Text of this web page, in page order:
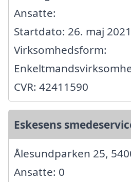
Ansatte:
Startdato: 26. maj
Virksomhedsform:
CVR: 42411590
Eskesens
Ålesundparken 25,
Ansatte: 0